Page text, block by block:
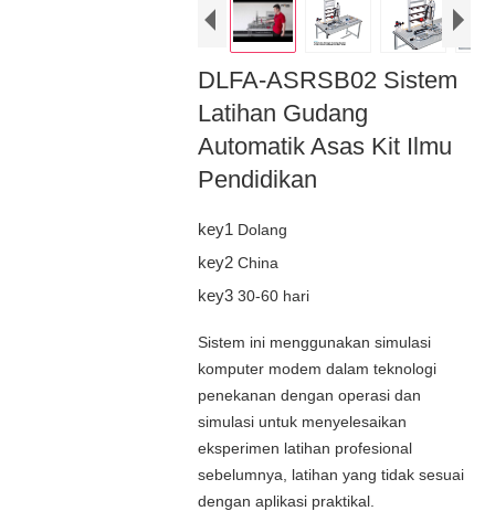
DLFA-ASRSB02 Sistem
Latihan Gudang
Automatik Asas Kit Ilmu
Pendidikan
key1 Dolang
key2 China
key3 30-60 hari
Sistem ini menggunakan simulasi
komputer modem dalam teknologi
penekanan dengan operasi dan
simulasi untuk menyelesaikan
eksperimen latihan profesional
sebelumnya, latihan yang tidak sesuai
dengan aplikasi praktikal.